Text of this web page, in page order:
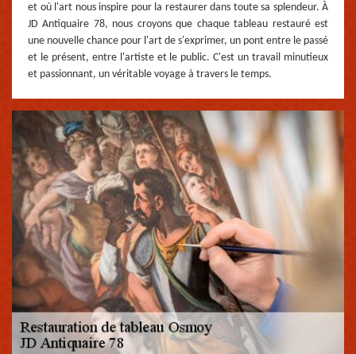
et où l'art nous inspire pour la restaurer dans toute sa splendeur. À
JD Antiquaire 78, nous croyons que chaque tableau restauré est
une nouvelle chance pour l'art de s'exprimer, un pont entre le passé
et le présent, entre l'artiste et le public. C'est un travail minutieux
et passionnant, un véritable voyage à travers le temps.